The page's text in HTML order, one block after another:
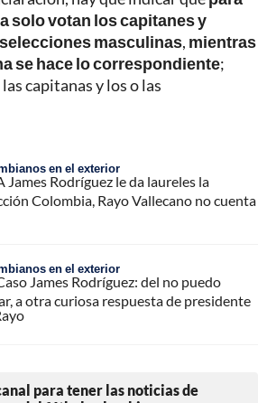
solo votan los capitanes y
masculinas, mientras
se hace lo correspondiente;
capitanas y los o las
en el exterior
James Rodríguez le da laureles la
Colombia, Rayo Vallecano no cuenta
en el exterior
James Rodríguez: del no puedo
a otra curiosa respuesta de presidente
para tener las noticias de